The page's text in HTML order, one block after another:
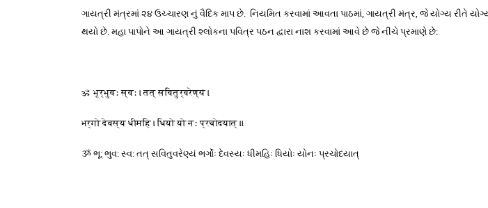
ગાયત્રી મંત્રમાં ૨૪ ઉચ્ચારણ નું વૈદિક માપ છે. નિયમિત કરવામાં આવતા પાઠમાં, ગાયત્રી મંત્ર, જે યોગ્ય રીતે
થયો છે. મહા પાપોને આ ગાયત્રી શ્લોકના પવિત્ર પઠન દ્વારા નાશ કરવામાં આવે છે જે નીચે પ્રમાણે છે:
ॐ भूर्भुवः स्वः । तत् सवितुर्वरेण्यं ।
भर्गो देवस्य धीमहि । धियो यो नः प्रचोदयात् ॥
ૐ ભૂ: ભુવ: સ્વ: તત્ સવિતુવરેણ્યં ભર્ગોઃ દેવસ્યઃ ધીમહિઃ ધિયોઃ યોનઃ પ્રચોદયાત્